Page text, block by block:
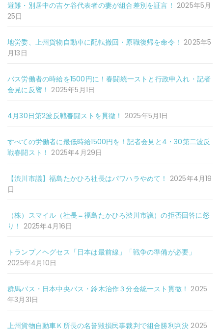
避難・別居中の吉ケ谷代表者の妻が組合差別を証言！ 2025年5月
25日
地労委、上州貨物自動車に配転撤回・原職復帰を命令！ 2025年5
月13日
バス労働者の時給を1500円に！春闘統一ストと行政申入れ・記者
会見に反響！ 2025年5月1日
4月30日第2波反戦春闘ストを貫徹！ 2025年5月1日
すべての労働者に最低時給1500円を！記者会見と4・30第二波反
戦春闘スト！ 2025年4月29日
【渋川市議】福島たかひろ社長はパワハラやめて！ 2025年4月19
日
（株）スマイル（社長＝福島たかひろ渋川市議）の拒否回答に怒
り！ 2025年4月16日
トランプ／ヘグセス「日本は最前線」「戦争の準備が必要」
2025年4月10日
群馬バス・日本中央バス・鈴木治作３分会統一スト貫徹！ 2025
年3月31日
上州貨物自動車Ｋ所長の名誉毀損民事裁判で組合勝利判決 2025